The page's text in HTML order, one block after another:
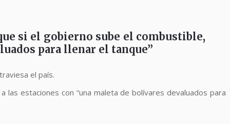
si el gobierno sube el combustible,
para llenar el tanque”
el país.
estaciones con “una maleta de bolívares devaluados para